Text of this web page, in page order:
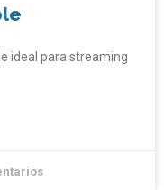
ideal para streaming